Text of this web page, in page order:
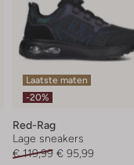
Laatste maten
-20%
Red-Rag
Lage sneakers
€ 119,99 € 95,99